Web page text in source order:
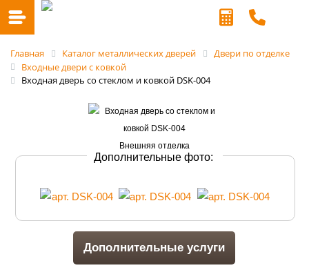
Главная Каталог металлических дверей
Двери по отделке
Входные двери с ковкой
Входная дверь со стеклом и ковкой DSK-004
Дополнительные фото:
Дополнительные услуги